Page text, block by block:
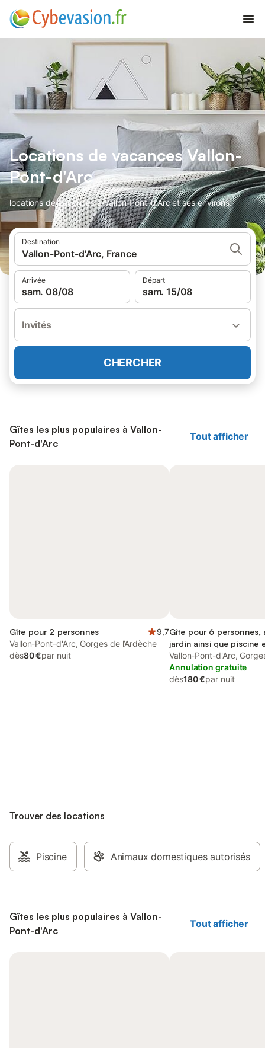
Locations de vacances Vallon-
Pont-d'Arc
locations de vacances à Vallon-Pont-d'Arc et ses environs.
Destination
Vallon-Pont-d'Arc, France
Arrivée
sam. 08/08
Départ
sam. 15/08
Invités
CHERCHER
Gîtes les plus populaires à Vallon-
Pont-d'Arc
Tout afficher
Gîte pour 2 personnes
9,7
Vallon-Pont-d'Arc, Gorges de l’Ardèche
dès80 €par nuit
Gîte pour 6 personnes,
jardin ainsi que piscine
terrasse
Vallon-Pont-d'Arc,
Annulation gratuite
dès180 €par nuit
Trouver des locations
Piscine Animaux domestiques autorisés
Gîtes les plus populaires à Vallon-
Pont-d'Arc
Tout afficher